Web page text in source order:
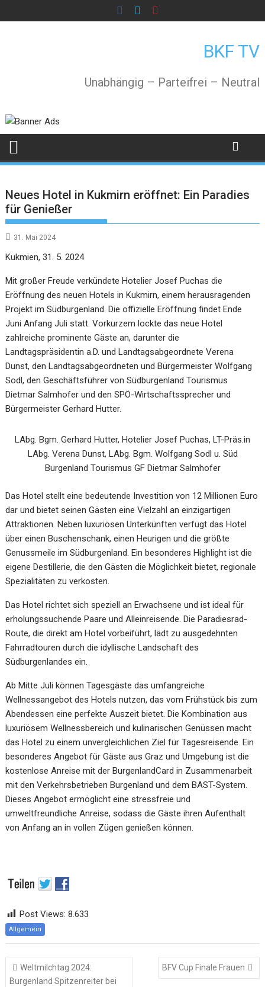
to
BKF TV
Unabhängig – Parteifrei – Neutral
Neues Hotel in Kukmirn eröffnet: Ein Paradies
für Genießer
31. Mai 2024
Kukmien, 31. 5. 2024
Mit großer Freude verkündete Hotelier Josef Puchas die
Eröffnung des neuen Hotels in Kukmirn, einem herausragenden
Projekt im Südburgenland. Die offizielle Eröffnung findet Ende
Juni Anfang Juli statt. Vorkurzem lockte das neue Hotel
zahlreiche prominente Gäste an, darunter die
Landtagspräsidentin a.D. und Landtagsabgeordnete Verena
Dunst, den Landtagsabgeordneten und Bürgermeister Wolfgang
Sodl, den Geschäftsführer von Südburgenland Tourismus
Dietmar Salmhofer und den SPÖ-Wirtschaftssprecher und
Bürgermeister Gerhard Hutter.
LAbg. Bgm. Gerhard Hutter, Hotelier Josef Puchas, LT-Präs.in
LAbg. Verena Dunst, LAbg. Bgm. Wolfgang Sodl u. Süd
Burgenland Tourismus GF Dietmar Salmhofer
Das Hotel stellt eine bedeutende Investition von 12 Millionen Euro
dar und bietet seinen Gästen eine Vielzahl an einzigartigen
Attraktionen. Neben luxuriösen Unterkünften verfügt das Hotel
über einen Buschenschank, einen Heurigen und die größte
Genussmeile im Südburgenland. Ein besonderes Highlight ist die
eigene Destillerie, die den Gästen die Möglichkeit bietet, regionale
Spezialitäten zu verkosten.
Das Hotel richtet sich speziell an Erwachsene und ist ideal für
erholungssuchende Paare und Alleinreisende. Die Paradiesrad-
Route, die direkt am Hotel vorbeiführt, lädt zu ausgedehnten
Fahrradtouren durch die idyllische Landschaft des
Südburgenlandes ein.
Ab Mitte Juli können Tagesgäste das umfangreiche
Wellnessangebot des Hotels nutzen, das vom Frühstück bis zum
Abendessen eine perfekte Auszeit bietet. Die Kombination aus
luxuriösem Wellnessbereich und kulinarischen Genüssen macht
das Hotel zu einem unvergleichlichen Ziel für Tagesreisende. Ein
besonderes Angebot für Gäste aus Graz und Umgebung ist die
kostenlose Anreise mit der BurgenlandCard in Zusammenarbeit
mit den Verkehrsbetrieben Burgenland und dem BAST-System.
Dieses Angebot ermöglicht eine stressfreie und
umweltfreundliche Anreise, sodass die Gäste ihren Aufenthalt
von Anfang an in vollen Zügen genießen können.
Post Views: 8.633
Allgemein
Beitragsnavigation
Weltmilchtag 2024:
Burgenland Spitzenreiter bei
BFV Cup Finale Frauen